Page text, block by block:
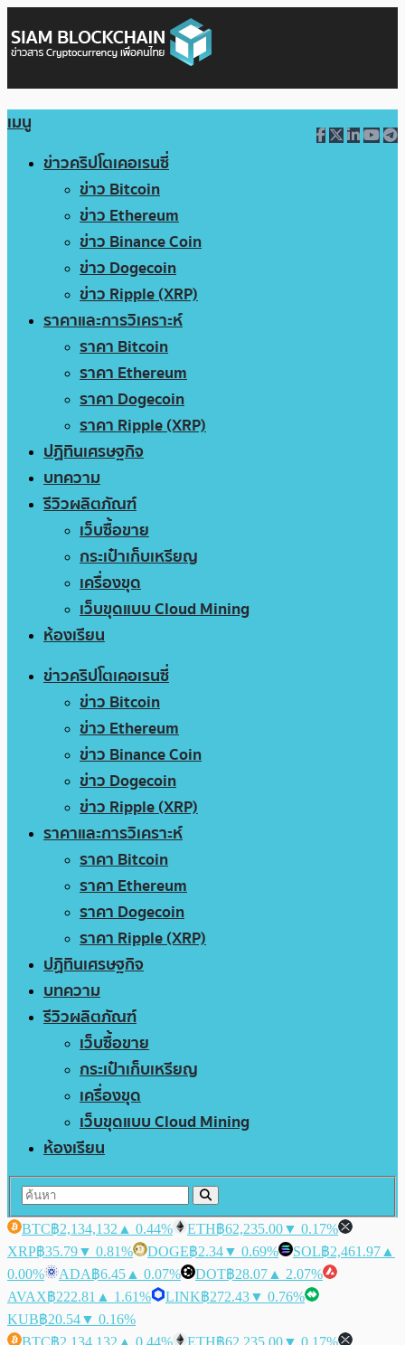
เมนู
ข่าวคริปโตเคอเรนซี่
ข่าว Bitcoin
ข่าว Ethereum
ข่าว Binance Coin
ข่าว Dogecoin
ข่าว Ripple (XRP)
ราคาและการวิเคราะห์
ราคา Bitcoin
ราคา Ethereum
ราคา Dogecoin
ราคา Ripple (XRP)
ปฏิทินเศรษฐกิจ
บทความ
รีวิวผลิตภัณฑ์
เว็บซื้อขาย
กระเป๋าเก็บเหรียญ
เครื่องขุด
เว็บขุดแบบ Cloud Mining
ห้องเรียน
ข่าวคริปโตเคอเรนซี่
ข่าว Bitcoin
ข่าว Ethereum
ข่าว Binance Coin
ข่าว Dogecoin
ข่าว Ripple (XRP)
ราคาและการวิเคราะห์
ราคา Bitcoin
ราคา Ethereum
ราคา Dogecoin
ราคา Ripple (XRP)
ปฏิทินเศรษฐกิจ
บทความ
รีวิวผลิตภัณฑ์
เว็บซื้อขาย
กระเป๋าเก็บเหรียญ
เครื่องขุด
เว็บขุดแบบ Cloud Mining
ห้องเรียน
BTC฿2,134,132 ▲ 0.44% ETH฿62,235.00▼ 0.17%
XRP฿35.79▼ 0.81% DOGE฿2.34▼ 0.69% SOL฿2,461.97 ▲
0.00%
ADA฿6.45 ▲ 0.07% DOT฿28.07 ▲ 2.07%
AVAX฿222.81 ▲ 1.61% LINK฿272.43▼ 0.76%
KUB฿20.54▼ 0.16%
BTC฿2,134,132 ▲ 0.44% ETH฿62,235.00▼ 0.17%